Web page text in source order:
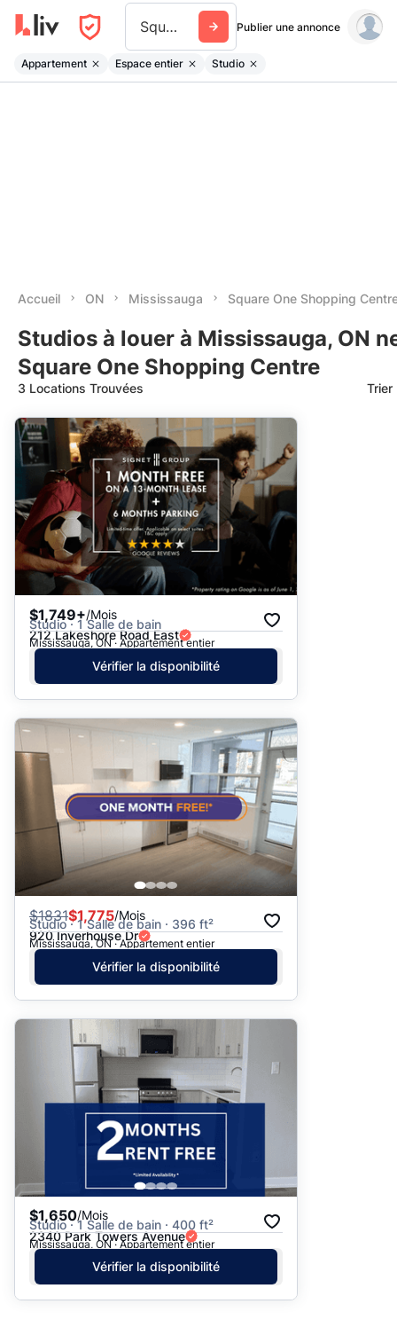
Square One Shopping Centre Publier une annonce
Appartement Espace entier Studio
Accueil ON Mississauga Square One Shopping
Studios à louer à Mississauga, ON
Square One Shopping Centre
3 Locations Trouvées Trier
Suggéré
Date: les plus récents d’abord
Date: les plus anciens d’abord
Prix - $$$ à $
Prix - $ à $$$
$1,749+/Mois
Studio · 1 Salle de bain
212 Lakeshore Road East
Mississauga, ON · Appartement entier
Vérifier la disponibilité
$1831$1,775/Mois
Studio · 1 Salle de bain · 396 ft²
920 Inverhouse Dr
Mississauga, ON · Appartement entier
Vérifier la disponibilité
$1,650/Mois
Studio · 1 Salle de bain · 400 ft²
2340 Park Towers Avenue
Mississauga, ON · Appartement entier
Vérifier la disponibilité